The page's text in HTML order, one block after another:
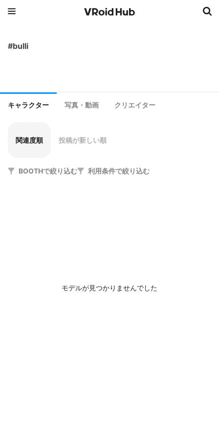
#bulli
キャラクター 写真・動画 クリエイター
関連度順 投稿が新しい順
BOOTHで絞り込む 利用条件で絞り込む
モデルが見つかりませんでした